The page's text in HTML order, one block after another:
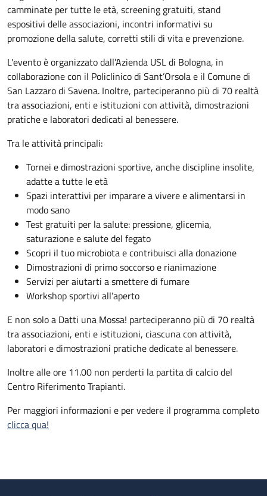
camminate per tutte le età, screening gratuiti, stand
espositivi delle associazioni, incontri informativi su
promozione della salute, corretti stili di vita e prevenzione.
L'evento è organizzato dall’Azienda USL di Bologna, in
collaborazione con il Policlinico di Sant’Orsola e il Comune di
San Lazzaro di Savena. Inoltre, parteciperanno più di 70 realtà
tra associazioni, enti e istituzioni con attività, dimostrazioni
pratiche e laboratori dedicati al benessere.
Tra le attività principali:
Tornei e dimostrazioni sportive, anche discipline insolite,
adatte a tutte le età
Spazi interattivi per imparare a vivere e alimentarsi in
modo sano
Test gratuiti per la salute: pressione, glicemia,
saturazione e salute del fegato
Scopri il tuo microbiota e contribuisci alla donazione
Dimostrazioni di primo soccorso e rianimazione
Servizi per aiutarti a smettere di fumare
Workshop sportivi all’aperto
E non solo a Datti una Mossa! parteciperanno più di 70 realtà
tra associazioni, enti e istituzioni, ciascuna con attività,
laboratori e dimostrazioni pratiche dedicate al benessere.
Inoltre alle ore 11.00 non perderti la partita di calcio del
Centro Riferimento Trapianti.
Per maggiori informazioni e per vedere il programma completo
clicca qua!